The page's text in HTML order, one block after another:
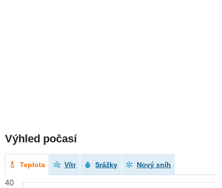
Výhled počasí
Teplota Vítr Srážky Nový sníh
40